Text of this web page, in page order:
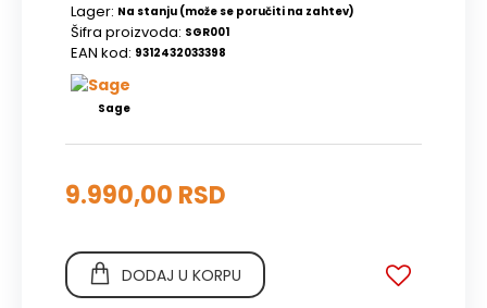
Lager: Na stanju (može se poručiti na zahtev)
Šifra proizvoda: SGR001
EAN kod: 9312432033398
Sage
9.990,00 RSD
DODAJ U KORPU